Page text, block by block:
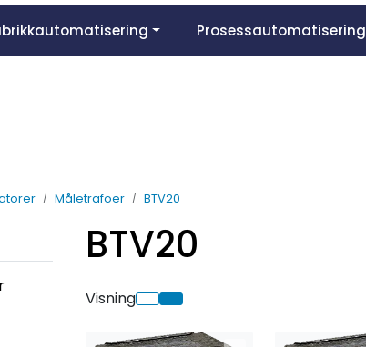
Prosessautomatisering
Måletrafoer BTV20
BTV20
Visning